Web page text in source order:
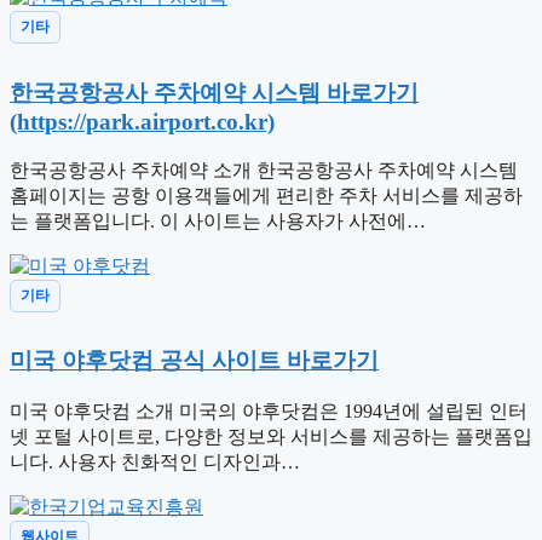
기타
한국공항공사 주차예약 시스템 바로가기
(https://park.airport.co.kr)
한국공항공사 주차예약 소개 한국공항공사 주차예약 시스템
홈페이지는 공항 이용객들에게 편리한 주차 서비스를 제공하
는 플랫폼입니다. 이 사이트는 사용자가 사전에…
기타
미국 야후닷컴 공식 사이트 바로가기
미국 야후닷컴 소개 미국의 야후닷컴은 1994년에 설립된 인터
넷 포털 사이트로, 다양한 정보와 서비스를 제공하는 플랫폼입
니다. 사용자 친화적인 디자인과…
웹사이트